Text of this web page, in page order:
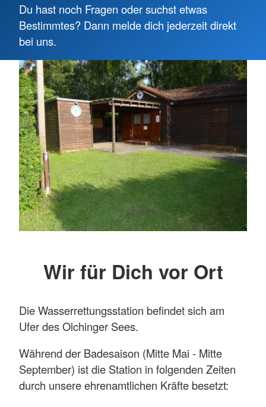
Du hast noch Fragen oder suchst etwas
Bestimmtes? Dann melde dich jederzeit direkt
bei uns.
Wir für Dich vor Ort
Die Wasserrettungsstation befindet sich am
Ufer des Olchinger Sees.
Während der Badesaison (Mitte Mai - Mitte
September) ist die Station in folgenden Zeiten
durch unsere ehrenamtlichen Kräfte besetzt: